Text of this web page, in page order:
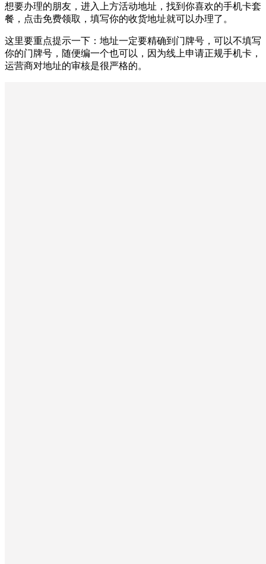
想要办理的朋友，进入上方活动地址，找到你喜欢的手机卡套
餐，点击免费领取，填写你的收货地址就可以办理了。
这里要重点提示一下：地址一定要精确到门牌号，可以不填写
你的门牌号，随便编一个也可以，因为线上申请正规手机卡，
运营商对地址的审核是很严格的。